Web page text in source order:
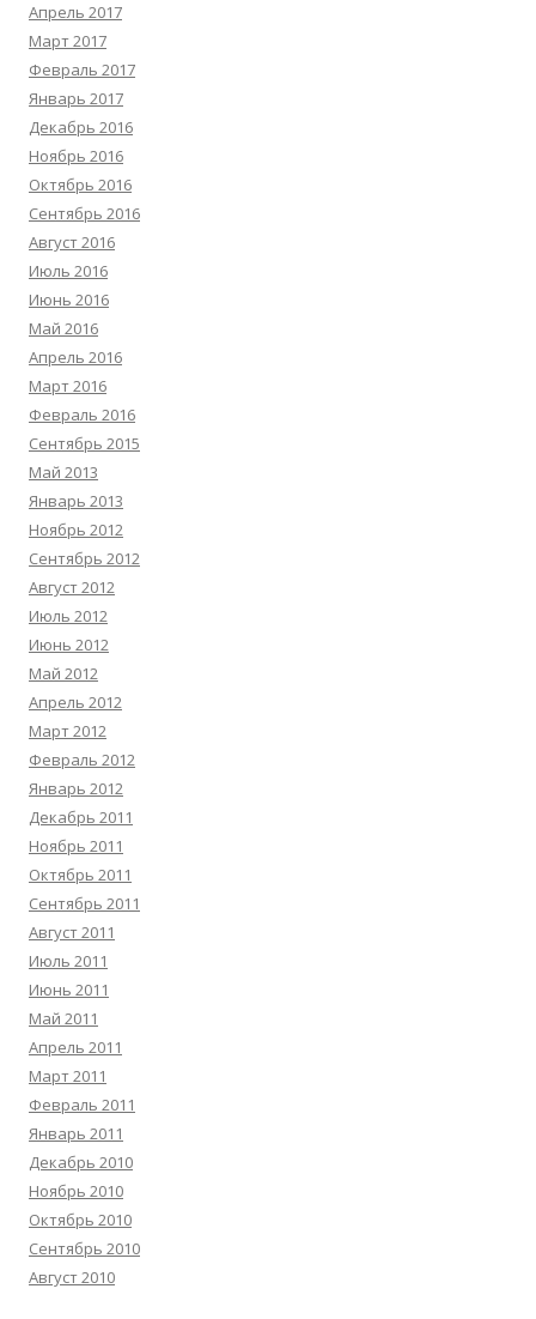
Апрель 2017
Март 2017
Февраль 2017
Январь 2017
Декабрь 2016
Ноябрь 2016
Октябрь 2016
Сентябрь 2016
Август 2016
Июль 2016
Июнь 2016
Май 2016
Апрель 2016
Март 2016
Февраль 2016
Сентябрь 2015
Май 2013
Январь 2013
Ноябрь 2012
Сентябрь 2012
Август 2012
Июль 2012
Июнь 2012
Май 2012
Апрель 2012
Март 2012
Февраль 2012
Январь 2012
Декабрь 2011
Ноябрь 2011
Октябрь 2011
Сентябрь 2011
Август 2011
Июль 2011
Июнь 2011
Май 2011
Апрель 2011
Март 2011
Февраль 2011
Январь 2011
Декабрь 2010
Ноябрь 2010
Октябрь 2010
Сентябрь 2010
Август 2010